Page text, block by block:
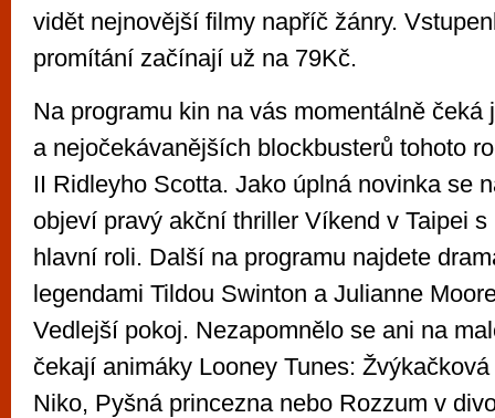
vidět nejnovější filmy napříč žánry.
promítání začínají už na 79Kč.
Na programu kin na vás momentálně čeká
a nejočekávanějších blockbusterů tohoto
II Ridleyho Scotta. Jako úplná novinka se
objeví pravý akční thriller Víkend v Taipei
hlavní roli. Další na programu najdete
legendami Tildou Swinton a Julianne
Vedlejší pokoj. Nezapomnělo se ani na
čekají animáky Looney Tunes:
Niko, Pyšná princezna nebo Rozzum v